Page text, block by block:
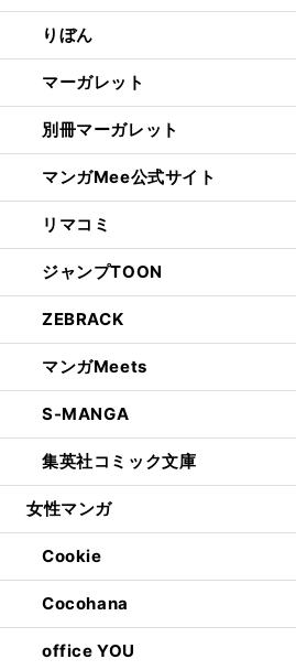
りぼん
マーガレット
別冊マーガレット
マンガMee公式サイト
リマコミ
ジャンプTOON
ZEBRACK
マンガMeets
S-MANGA
集英社コミック文庫
女性マンガ
Cookie
Cocohana
office YOU